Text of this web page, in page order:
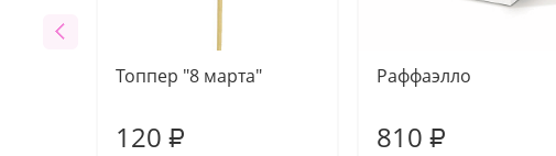
Топпер "8 марта"
120 ₽
Раффаэлло
810 ₽